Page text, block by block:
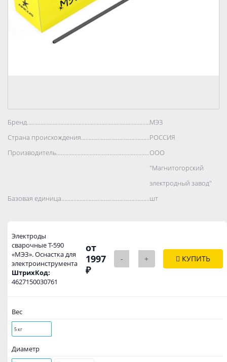
Бренд..................................................................................МЭЗ
Страна происхождения..................................................................................
РОССИЯ
Производитель..................................................................................
ООО
"Магнитогорский
электродный завод"
Базовая единица..................................................................................
шт
Электроды
сварочные Т-590
«МЭЗ». Оснастка для
электроинструмента
ШтрихКод:
4627150030761
от
1997
₽
- + КУПИТЬ
Вес
5 кг
Диаметр